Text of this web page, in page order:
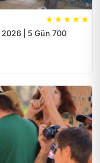
| 5 Gün 700